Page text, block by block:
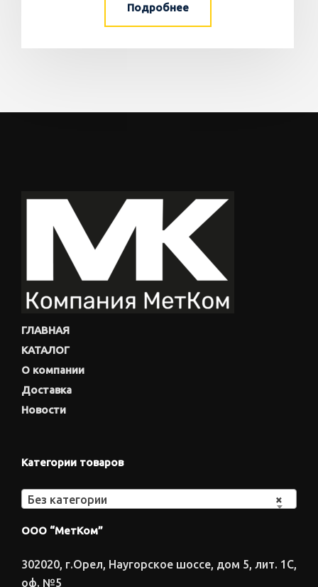
Подробнее
ГЛАВНАЯ
КАТАЛОГ
О компании
Доставка
Новости
Категории товаров
×
Без категории
ООО “МетКом”
302020, г.Орел, Наугорское шоссе, дом 5, лит. 1С,
оф. №5